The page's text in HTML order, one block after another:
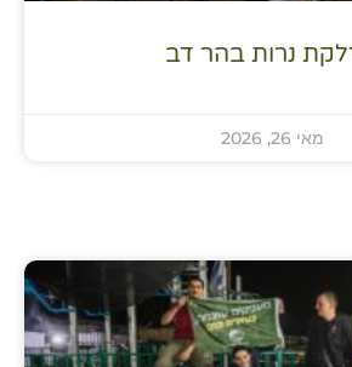
נרות בהר דב
מאי 26, 2026